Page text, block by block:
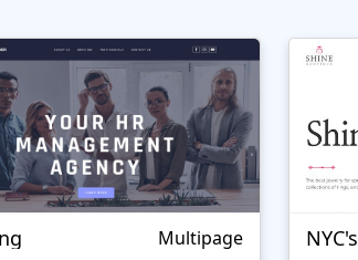
Multipage NYC's